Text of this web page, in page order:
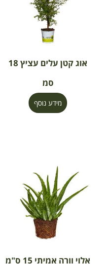
אוג קטן עלים עציץ 18
סמ
מידע נוסף
אלוי וורה אמיתי 15 ס"מ